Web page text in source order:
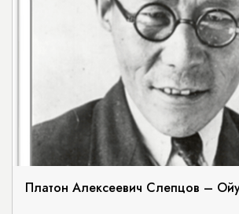
Платон Алексеевич Слепцов –